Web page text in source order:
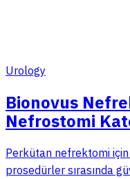
Urology
Bionovus
Nefrostomi
Perkütan nefrektomi
prosedürler sırasında